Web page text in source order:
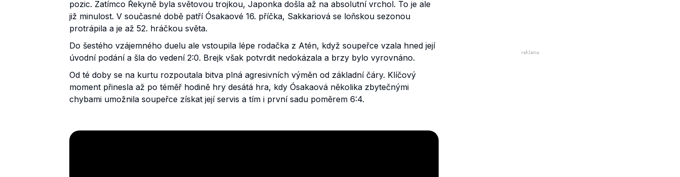
pozic. Zatímco Řekyně byla světovou trojkou, Japonka došla až na absolutní vrchol. To je ale
již minulost. V současné době patří Ósakaové 16. příčka, Sakkariová se loňskou sezonou
protrápila a je až 52. hráčkou světa.
Do šestého vzájemného duelu ale vstoupila lépe rodačka z Atén, když soupeřce vzala hned její
úvodní podání a šla do vedení 2:0. Brejk však potvrdit nedokázala a brzy bylo vyrovnáno.
Od té doby se na kurtu rozpoutala bitva plná agresivních výměn od základní čáry. Klíčový
moment přinesla až po téměř hodině hry desátá hra, kdy Ósakaová několika zbytečnými
chybami umožnila soupeřce získat její servis a tím i první sadu poměrem 6:4.